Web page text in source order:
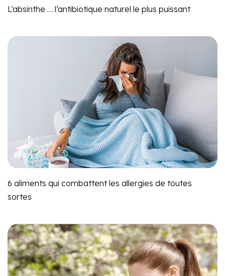
L’absinthe … l’antibiotique naturel le plus puissant
6 aliments qui combattent les allergies de toutes
sortes